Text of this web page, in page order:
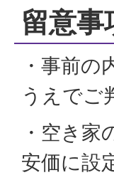
留意事
・事前
うえでご
・空き
安価に設